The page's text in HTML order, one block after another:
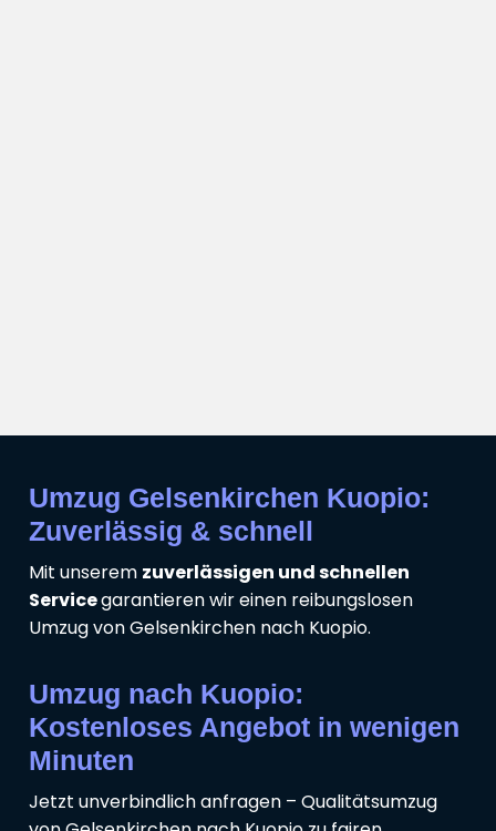
Umzug Gelsenkirchen Kuopio:
Zuverlässig & schnell
Mit unserem zuverlässigen und schnellen
Servicegarantieren wir einen reibungslosen
Umzug von Gelsenkirchen nach Kuopio.
Umzug nach Kuopio:
Kostenloses Angebot in wenigen
Minuten
Jetzt unverbindlich anfragen – Qualitätsumzug